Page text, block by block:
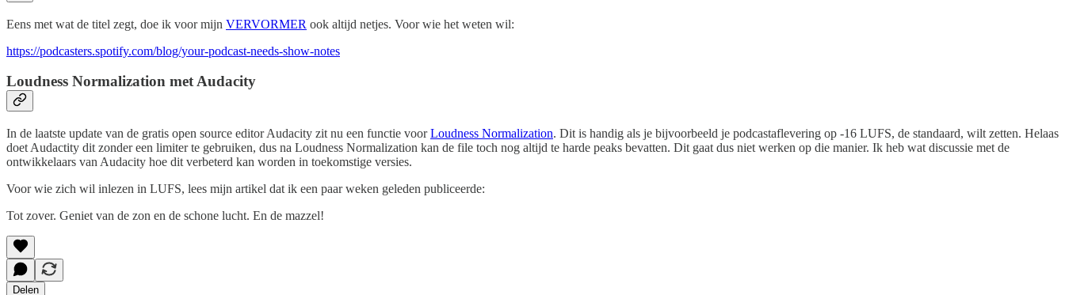
Eens met wat de titel zegt, doe ik voor mijn VERVORMER ook altijd netjes. Voor wie het weten wil:
https://podcasters.spotify.com/blog/your-podcast-needs-show-notes
Loudness Normalization met Audacity
In de laatste update van de gratis open source editor Audacity zit nu een functie voorLoudness Normalization. Dit is handig als je bijvoorbeeld je podcastaflevering op -16 LUFS, de standaard, wilt zetten. Helaas
doet Audactity dit zonder een limiter te gebruiken, dus na Loudness Normalization kan de file toch nog altijd te harde peaks bevatten. Dit gaat dus niet werken op die manier. Ik heb wat discussie met de
ontwikkelaars van Audacity hoe dit verbeterd kan worden in toekomstige versies.
Voor wie zich wil inlezen in LUFS, lees mijn artikel dat ik een paar weken geleden publiceerde:
Tot zover. Geniet van de zon en de schone lucht. En de mazzel!
Delen